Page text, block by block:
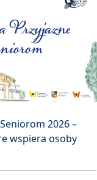
2026 –
wspiera osoby